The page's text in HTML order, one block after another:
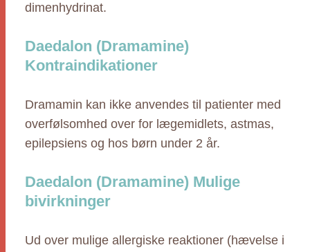
dimenhydrinat.
Daedalon (Dramamine)
Kontraindikationer
Dramamin kan ikke anvendes til patienter med
overfølsomhed over for lægemidlets, astmas,
epilepsiens og hos børn under 2 år.
Daedalon (Dramamine) Mulige
bivirkninger
Ud over mulige allergiske reaktioner (hævelse i